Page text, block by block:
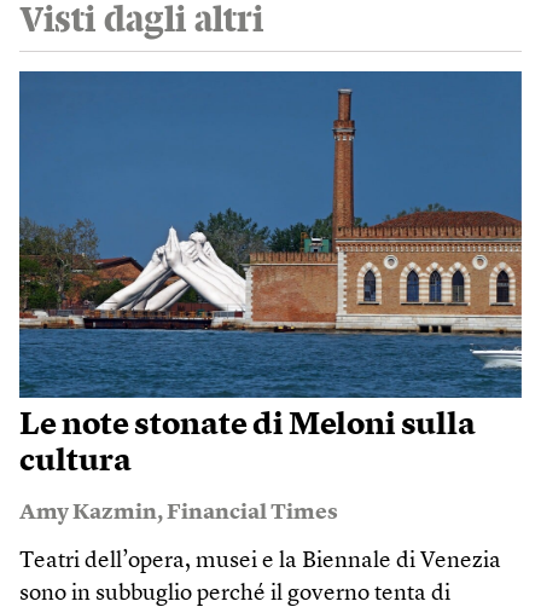
Visti dagli altri
Le note stonate di Meloni sulla
cultura
Amy Kazmin,Financial Times
Teatri dell’opera, musei e la Biennale di Venezia
sono in subbuglio perché il governo tenta di